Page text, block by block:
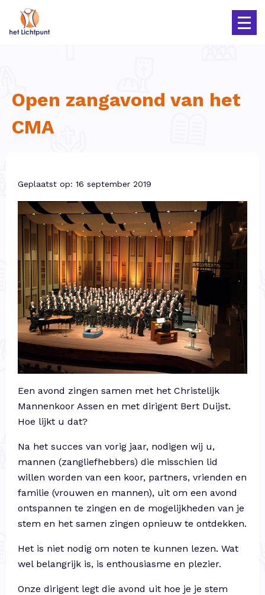
Open zangavond van het
CMA
Geplaatst op: 16 september 2019
Een avond zingen samen met het Christelijk
Mannenkoor Assen en met dirigent Bert Duijst.
Hoe lijkt u dat?
Na het succes van vorig jaar, nodigen wij u,
mannen (zangliefhebbers) die misschien lid
willen worden van een koor, partners, vrienden en
familie (vrouwen en mannen), uit om een avond
ontspannen te zingen en de mogelijkheden van je
stem en het samen zingen opnieuw te ontdekken.
Het is niet nodig om noten te kunnen lezen. Wat
wel belangrijk is, is enthousiasme en plezier.
Onze dirigent legt die avond uit hoe je je stem